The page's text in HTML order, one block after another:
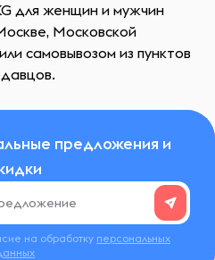
для женщин и мужчин
Московской
самовывозом из пунктов
предложения и
на обработку персональных